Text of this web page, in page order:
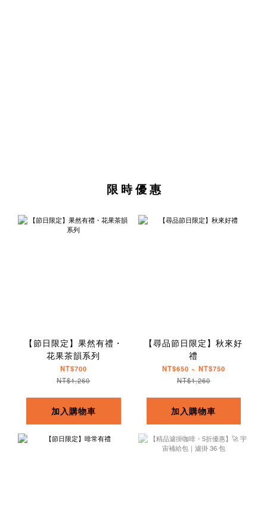
限 時 優 惠
【節日限定】果然有禮・
花果茶韻系列
NT$700
NT$1,260
加入購物車
【尋品節日限定】秋來好
禮
NT$650 ~ NT$750
NT$1,260
加入購物車